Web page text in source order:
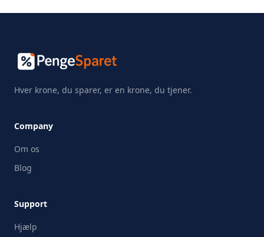
Hver krone, du sparer, er en krone, du tjener.
Company
Om os
Blog
Support
Hjælp